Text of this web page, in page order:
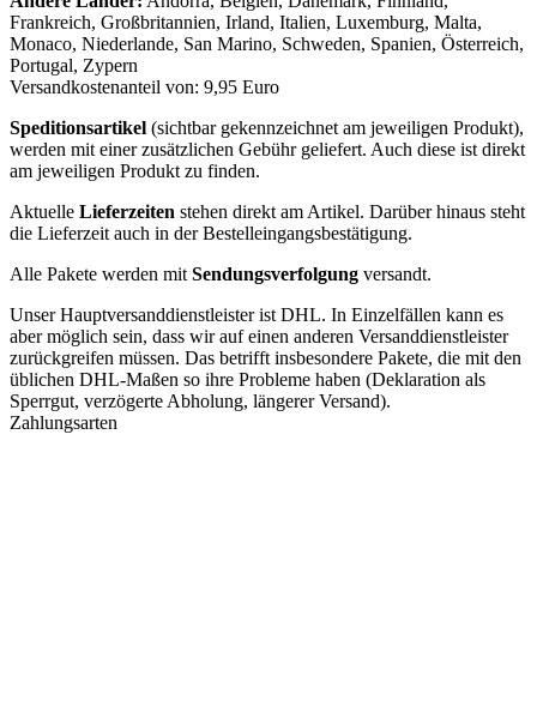
Frankreich, Großbritannien, Irland, Italien, Luxemburg, Malta,
Monaco, Niederlande, San Marino, Schweden, Spanien, Österreich,
Portugal, Zypern
Versandkostenanteil von: 9,95 Euro
Speditionsartikel (sichtbar gekennzeichnet am jeweiligen Produkt),
werden mit einer zusätzlichen Gebühr geliefert. Auch diese ist direkt
am jeweiligen Produkt zu finden.
Aktuelle Lieferzeiten stehen direkt am Artikel. Darüber hinaus steht
die Lieferzeit auch in der Bestelleingangsbestätigung.
Alle Pakete werden mit Sendungsverfolgung versandt.
Unser Hauptversanddienstleister ist DHL. In Einzelfällen kann es
aber möglich sein, dass wir auf einen anderen Versanddienstleister
zurückgreifen müssen. Das betrifft insbesondere Pakete, die mit den
üblichen DHL-Maßen so ihre Probleme haben (Deklaration als
Sperrgut, verzögerte Abholung, längerer Versand).
Zahlungsarten